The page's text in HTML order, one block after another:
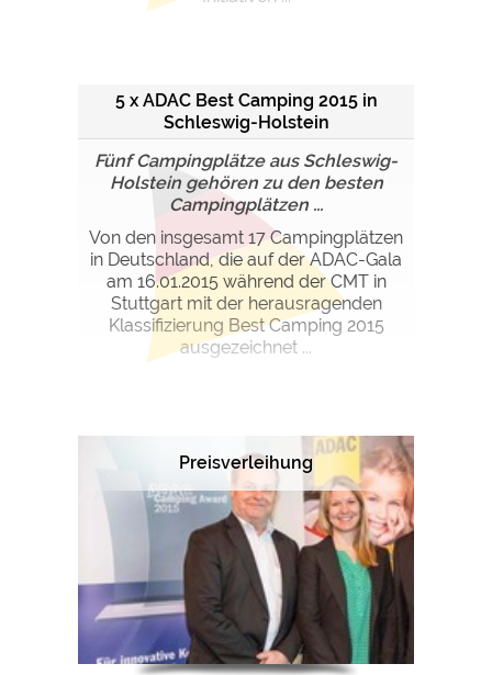
5 x ADAC Best Camping 2015 in
Schleswig-Holstein
Fünf Campingplätze aus Schleswig-
Holstein gehören zu den besten
Campingplätzen ...
Von den insgesamt 17 Campingplätzen
in Deutschland, die auf der ADAC-Gala
am 16.01.2015 während der CMT in
Stuttgart mit der herausragenden
Klassifizierung Best Camping 2015
ausgezeichnet ...
Preisverleihung